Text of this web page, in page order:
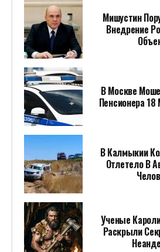
Мишустин
Внедрение
В Москве
Пенсионера
В Калмыкии
Отлетело В
Ученые
Раскрыли